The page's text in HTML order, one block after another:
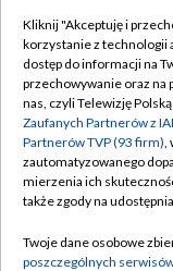
Abonament TVP
Emisja w TVP
Centrum
Naziemna
Rada Programowa
Kliknij "Akceptuję i
korzystanie z technologii
dostęp do informacji na
przechowywanie oraz na
nas, czyli Telewizję
Zaufanych Partnerów z
Partnerów TVP (93 firm),
zautomatyzowanego
mierzenia ich
także zgody na
Twoje dane osobowe
poszczególnych